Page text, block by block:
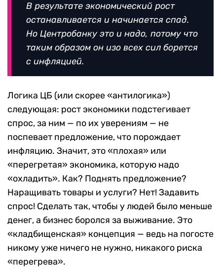
В результате экономический рост
останавливается и начинается спад.
Но Центробанку это и надо, потому что
таким образом он изо всех сил борется
с инфляцией.
Логика ЦБ (или скорее «антилогика»)
следующая: рост экономики подстегивает
спрос, за ним — по их уверениям — не
поспевает предложение, что порождает
инфляцию. Значит, это «плохая» или
«перегретая» экономика, которую надо
«охладить». Как? Поднять предложение?
Наращивать товары и услуги? Нет! Задавить
спрос! Сделать так, чтобы у людей было меньше
денег, а бизнес боролся за выживание. Это
«кладбищенская» концепция — ведь на погосте
никому уже ничего не нужно, никакого риска
«перегрева».